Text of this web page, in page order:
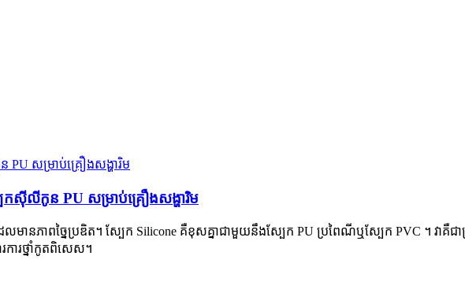
កស៊ីលីកូន PU សម្រាប់គ្រឿងសង្ហារិម
មានភាពច្នៃប្រឌិត។ ស្បែក Silicone គឺខុសគ្នាជាមួយនឹងស្បែក PU ប្រពៃណីឬស្បែក PVC ។ វាគឺ
ការថ្នាំកូតពិសេស។